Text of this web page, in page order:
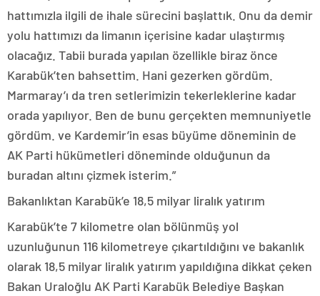
hattımızla ilgili de ihale sürecini başlattık. Onu da demir
yolu hattımızı da limanın içerisine kadar ulaştırmış
olacağız. Tabii burada yapılan özellikle biraz önce
Karabük’ten bahsettim. Hani gezerken gördüm.
Marmaray’ı da tren setlerimizin tekerleklerine kadar
orada yapılıyor. Ben de bunu gerçekten memnuniyetle
gördüm. ve Kardemir’in esas büyüme döneminin de
AK Parti hükümetleri döneminde olduğunun da
buradan altını çizmek isterim.”
Bakanlıktan Karabük’e 18,5 milyar liralık yatırım
Karabük’te 7 kilometre olan bölünmüş yol
uzunluğunun 116 kilometreye çıkartıldığını ve bakanlık
olarak 18,5 milyar liralık yatırım yapıldığına dikkat çeken
Bakan Uraloğlu AK Parti Karabük Belediye Başkan